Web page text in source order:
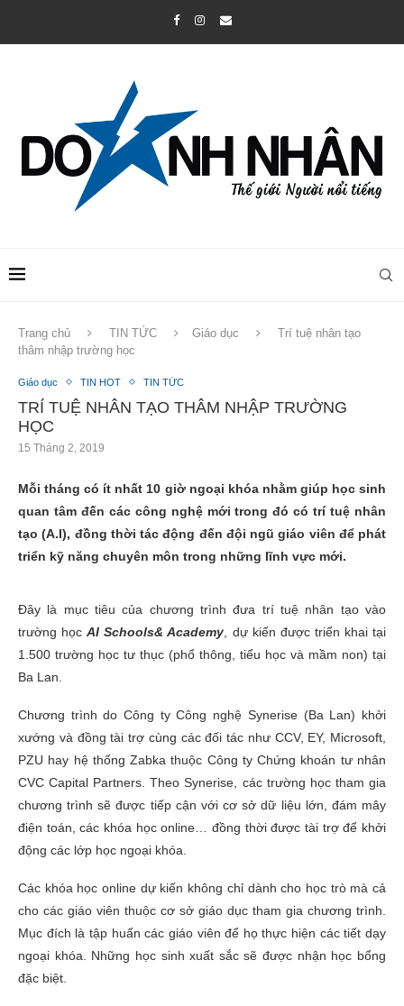
Trang chủ TIN TỨC Giáo dục
Trí tuệ nhân tạo
thâm nhập trường học
Giáo dục TIN HOT TIN TỨC
TRÍ TUỆ NHÂN TẠO THÂM NHẬP TRƯỜNG
HỌC
15 Tháng 2, 2019
Mỗi tháng có ít nhất 10 giờ ngoại khóa nhằm giúp học sinh
quan tâm đến các công nghệ mới trong đó có trí tuệ nhân
tạo (A.I), đồng thời tác động đến đội ngũ giáo viên để phát
triển kỹ năng chuyên môn trong những lĩnh vực mới.
Đây là mục tiêu của chương trình đưa trí tuệ nhân tạo vào
trường họcAI Schools& Academy , dự kiến được triển khai tại
1.500 trường học tư thục (phổ thông, tiểu học và mầm non) tại
Ba Lan.
Chương trình do Công ty Công nghệ Synerise (Ba Lan) khởi
xướng và đồng tài trợ cùng các đối tác như CCV, EY, Microsoft,
PZU hay hệ thống Zabka thuộc Công ty Chứng khoán tư nhân
CVC Capital Partners. Theo Synerise, các trường học tham gia
chương trình sẽ được tiếp cận với cơ sở dữ liệu lớn, đám mây
điện toán, các khóa học online… đồng thời được tài trợ để khởi
động các lớp học ngoại khóa.
Các khóa học online dự kiến không chỉ dành cho học trò mà cả
cho các giáo viên thuộc cơ sở giáo dục tham gia chương trình.
Mục đích là tập huấn các giáo viên để họ thực hiện các tiết dạy
ngoại khóa. Những học sinh xuất sắc sẽ được nhận học bổng
đặc biệt.